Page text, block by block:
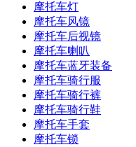
摩托车灯
摩托车风镜
摩托车后视镜
摩托车喇叭
摩托车蓝牙装备
摩托车骑行服
摩托车骑行裤
摩托车骑行鞋
摩托车手套
摩托车锁